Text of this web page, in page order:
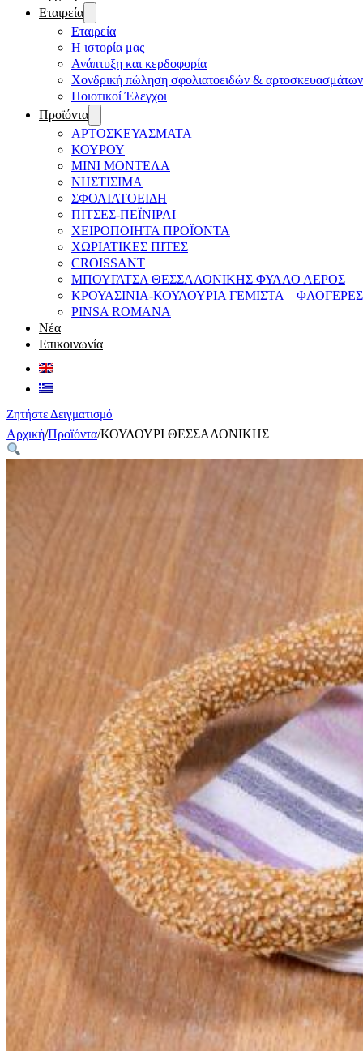
Εταιρεία
Εταιρεία
Η ιστορία μας
Ανάπτυξη και κερδοφορία
Χονδρική πώληση σφολιατοειδών & αρτοσκευασμάτων
Ποιοτικοί Έλεγχοι
Προϊόντα
ΑΡΤΟΣΚΕΥΑΣΜΑΤΑ
ΚΟΥΡΟΥ
ΜΙΝΙ ΜΟΝΤΕΛΑ
ΝΗΣΤΙΣΙΜΑ
ΣΦΟΛΙΑΤΟΕΙΔΗ
ΠΙΤΣΕΣ-ΠΕΪΝΙΡΛΙ
ΧΕΙΡΟΠΟΙΗΤΑ ΠΡΟΪΟΝΤΑ
ΧΩΡΙΑΤΙΚΕΣ ΠΙΤΕΣ
CROISSANT
ΜΠΟΥΓΑΤΣΑ ΘΕΣΣΑΛΟΝΙΚΗΣ ΦΥΛΛΟ ΑΕΡΟΣ
ΚΡΟΥΑΣΙΝΙΑ-ΚΟΥΛΟΥΡΙΑ ΓΕΜΙΣΤΑ – ΦΛΟΓΕΡΕΣ
PINSA ROMANA
Νέα
Επικοινωνία
Ζητήστε Δειγματισμό
Αρχική/Προϊόντα/ΚΟΥΛΟΥΡΙ ΘΕΣΣΑΛΟΝΙΚΗΣ